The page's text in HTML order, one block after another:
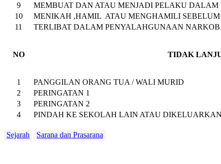
9
MEMBUAT DAN ATAU MENJADI PELAKU DALAM
10
MENIKAH ,HAMIL ATAU MENGHAMILI
11
TERLIBAT DALAM PENYALAHGUNAAN
NO TIDAK
1
PANGGILAN ORANG TUA / WALI MURID
2
PERINGATAN 1
3
PERINGATAN 2
4
PINDAH KE SEKOLAH LAIN ATAU
Sejarah Sarana dan Prasarana